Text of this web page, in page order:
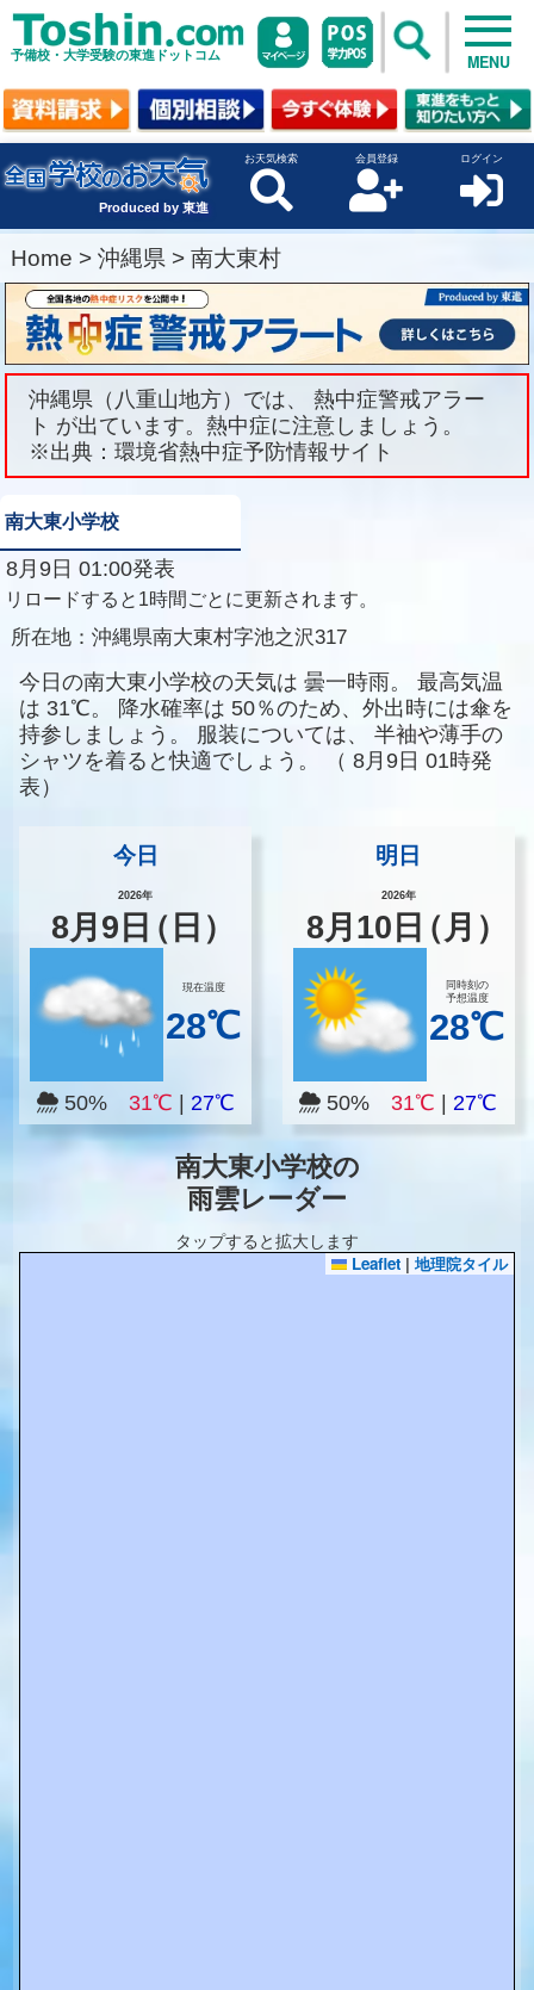
予備校・大学受験の東進ドットコム MENU
Produced by 東進
お天気検索 会員登録 ログイン
Home > 沖縄県 > 南大東村
沖縄県（八重山地方）では、 熱中症警戒アラー
ト が出ています。熱中症に注意しましょう。
※出典：環境省熱中症予防情報サイト
南大東小学校
8月9日 01:00発表
リロードすると1時間ごとに更新されます。
所在地： 沖縄県南大東村字池之沢317
今日の南大東小学校の天気は 曇一時雨。
最高気温
は 31℃。 降水確率は 50％のため、外出時には傘を
持参しましょう。
服装については、
半袖や薄手の
シャツを着ると快適でしょう。
（ 8月9日 01時発
表）
今日
2026年
8月 9 日（日）
現在温度
28℃
50% 31℃ 27℃
明日
2026年
8月 10 日（月）
同時刻の
予想温度
28℃
50% 31℃ |27℃
南大東小学校の
雨雲レーダー
タップすると拡大します
Leaflet | 地理院タイル